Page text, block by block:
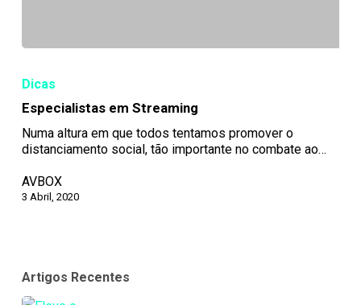
Dicas
Especialistas em Streaming
Numa altura em que todos tentamos promover o
distanciamento social, tão importante no combate ao…
AVBOX
3 Abril, 2020
Artigos Recentes